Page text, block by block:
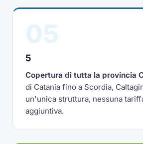
5
Copertura di tutta la provincia
di Catania fino a Scordia,
un'unica struttura, nessuna
aggiuntiva.